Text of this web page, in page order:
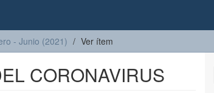
- Junio (2021) Ver ítem
CORONAVIRUS